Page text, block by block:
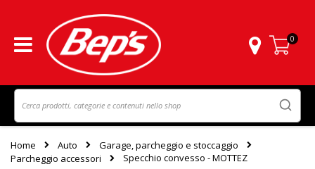
Carrello
0
Home Auto
Garage, parcheggio e stoccaggio
Parcheggio accessori
Specchio convesso - MOTTEZ